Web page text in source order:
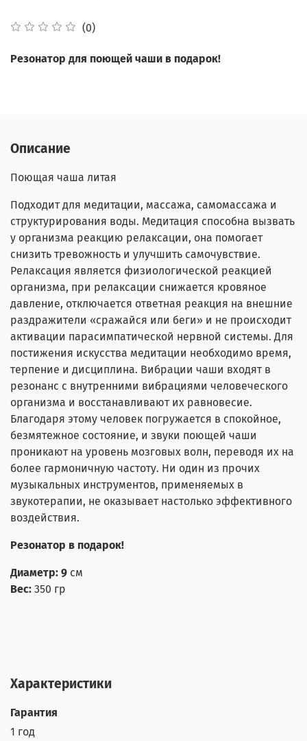
(0)
Резонатор для поющей чаши в подарок!
Описание
Поющая чаша литая
Подходит для медитации, массажа, самомассажа и
структурирования воды. Медитация способна вызвать
у организма реакцию релаксации, она помогает
снизить тревожность и улучшить самочувствие.
Релаксация является физиологической реакцией
организма, при релаксации cнижается кровяное
давление, отключается ответная реакция на внешние
раздражители «сражайся или беги» и не происходит
активации парасимпатической нервной системы. Для
постижения искусства медитации необходимо время,
терпение и дисциплина. Вибрации чаши входят в
резонанс с внутренними вибрациями человеческого
организма и восстанавливают их равновесие.
Благодаря этому человек погружается в спокойное,
безмятежное состояние, и звуки поющей чаши
проникают на уровень мозговых волн, переводя их на
более гармоничную частоту. Ни один из прочих
музыкальных инструментов, применяемых в
звукотерапии, не оказывает настолько эффективного
воздействия.
Резонатор в подарок!
Диаметр: 9 см
Вес: 350 гр
Характеристики
Гарантия
1 год